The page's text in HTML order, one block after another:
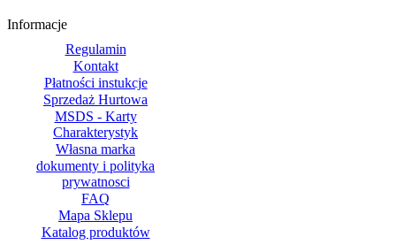
Informacje
Regulamin
Kontakt
Płatności instukcje
Sprzedaż Hurtowa
MSDS - Karty
Charakterystyk
Własna marka
dokumenty i polityka
prywatnosci
FAQ
Mapa Sklepu
Katalog produktów